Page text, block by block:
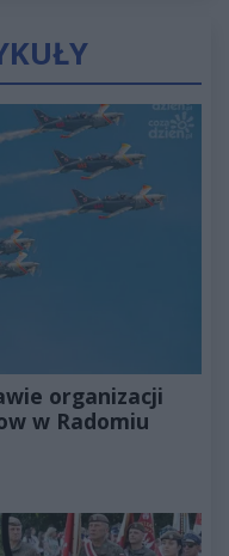
organizacji
w Radomiu